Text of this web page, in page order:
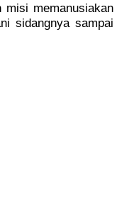
misi memanusiakan
sidangnya sampai